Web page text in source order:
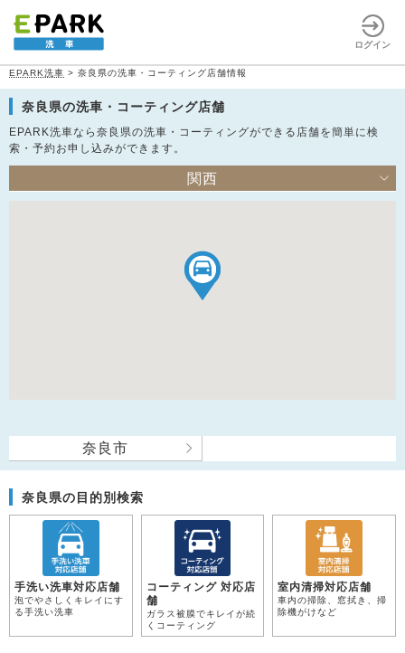
ログイン
EPARK洗車 > 奈良県の洗車・コーティング店舗情報
奈良県の洗車・コーティング店舗
EPARK洗車なら奈良県の洗車・コーティングができる店舗を簡単に検
索・予約お申し込みができます。
関西
奈良市
奈良県の目的別検索
手洗い洗車対応店舗
泡でやさしくキレイにす
る手洗い洗車
コーティング 対応店
舗
ガラス被膜でキレイが続
くコーティング
室内清掃対応店舗
車内の掃除、窓拭き、掃
除機がけなど